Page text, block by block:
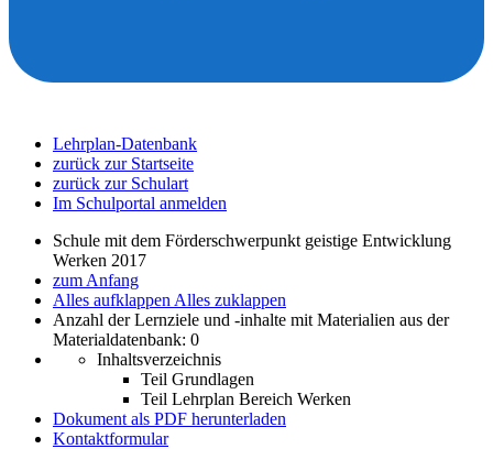
Lehrplan-Datenbank
zurück zur Startseite
zurück zur Schulart
Im Schulportal anmelden
Schule mit dem Förderschwerpunkt geistige Entwicklung
Werken 2017
zum Anfang
Alles aufklappen Alles zuklappen
Anzahl der Lernziele und -inhalte mit Materialien aus der
Materialdatenbank: 0
Inhaltsverzeichnis
Teil Grundlagen
Teil Lehrplan Bereich Werken
Dokument als PDF herunterladen
Kontaktformular